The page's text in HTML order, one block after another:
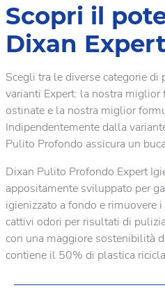
Scopri il
Dixan
Scegli tra le diverse categorie
varianti Expert: la nostra
ostinate e la nostra miglior
Indipendentemente dalla
Pulito Profondo assicura un
Dixan Pulito Profondo Expert
appositamente sviluppato per
igienizzato a fondo e rimuovere
cattivi odori per risultati di
con una maggiore sostenibilità
contiene il 50% di plastica